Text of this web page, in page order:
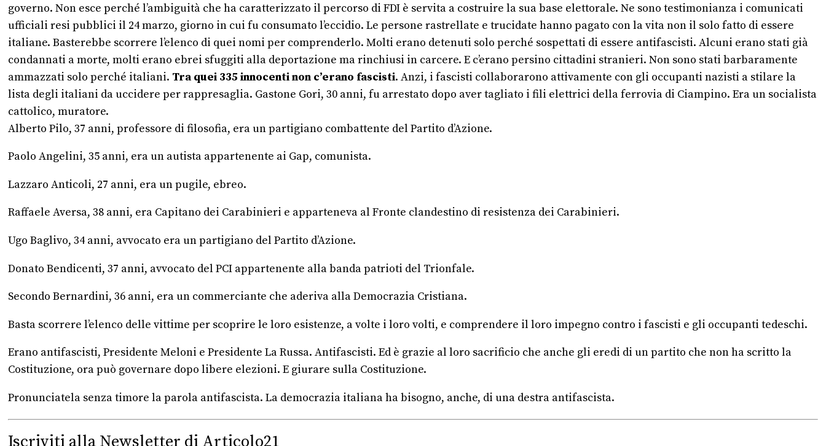
governo. Non esce perché l’ambiguità che ha caratterizzato il percorso di FDI è servita a costruire la sua base elettorale. Ne sono testimonianza i comunicati
ufficiali resi pubblici il 24 marzo, giorno in cui fu consumato l’eccidio. Le persone rastrellate e trucidate hanno pagato con la vita non il solo fatto di essere
italiane. Basterebbe scorrere l’elenco di quei nomi per comprenderlo. Molti erano detenuti solo perché sospettati di essere antifascisti. Alcuni erano stati già
condannati a morte, molti erano ebrei sfuggiti alla deportazione ma rinchiusi in carcere. E c’erano persino cittadini stranieri. Non sono stati barbaramente
ammazzati solo perché italiani. Tra quei 335 innocenti non c’erano fascisti. Anzi, i fascisti collaborarono attivamente con gli occupanti nazisti a stilare la
lista degli italiani da uccidere per rappresaglia. Gastone Gori, 30 anni, fu arrestato dopo aver tagliato i fili elettrici della ferrovia di Ciampino. Era un socialista
cattolico, muratore.
Alberto Pilo, 37 anni, professore di filosofia, era un partigiano combattente del Partito d’Azione.
Paolo Angelini, 35 anni, era un autista appartenente ai Gap, comunista.
Lazzaro Anticoli, 27 anni, era un pugile, ebreo.
Raffaele Aversa, 38 anni, era Capitano dei Carabinieri e apparteneva al Fronte clandestino di resistenza dei Carabinieri.
Ugo Baglivo, 34 anni, avvocato era un partigiano del Partito d’Azione.
Donato Bendicenti, 37 anni, avvocato del PCI appartenente alla banda patrioti del Trionfale.
Secondo Bernardini, 36 anni, era un commerciante che aderiva alla Democrazia Cristiana.
Basta scorrere l’elenco delle vittime per scoprire le loro esistenze, a volte i loro volti, e comprendere il loro impegno contro i fascisti e gli occupanti tedeschi.
Erano antifascisti, Presidente Meloni e Presidente La Russa. Antifascisti. Ed è grazie al loro sacrificio che anche gli eredi di un partito che non ha scritto la
Costituzione, ora può governare dopo libere elezioni. E giurare sulla Costituzione.
Pronunciatela senza timore la parola antifascista. La democrazia italiana ha bisogno, anche, di una destra antifascista.
Iscriviti alla Newsletter di Articolo21